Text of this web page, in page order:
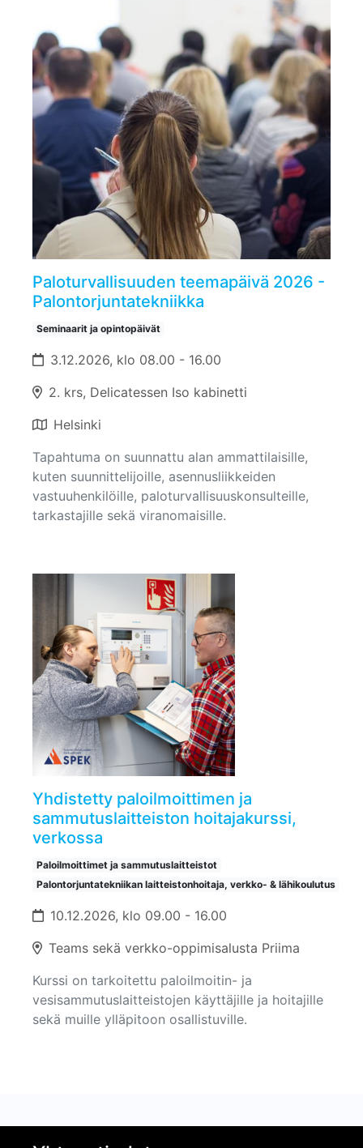
Paloturvallisuuden teemapäivä 2026 -
Palontorjuntatekniikka
Seminaarit ja opintopäivät
3.12.2026, klo 08.00 - 16.00
2. krs, Delicatessen Iso kabinetti
Helsinki
Tapahtuma on suunnattu alan ammattilaisille,
kuten suunnittelijoille, asennusliikkeiden
vastuuhenkilöille, paloturvallisuuskonsulteille,
tarkastajille sekä viranomaisille.
Yhdistetty paloilmoittimen ja
sammutuslaitteiston hoitajakurssi,
verkossa
Paloilmoittimet ja sammutuslaitteistot
Palontorjuntatekniikan laitteistonhoitaja, verkko- & lähikoulutus
10.12.2026, klo 09.00 - 16.00
Teams sekä verkko-oppimisalusta Priima
Kurssi on tarkoitettu paloilmoitin- ja
vesisammutuslaitteistojen käyttäjille ja hoitajille
sekä muille ylläpitoon osallistuville.